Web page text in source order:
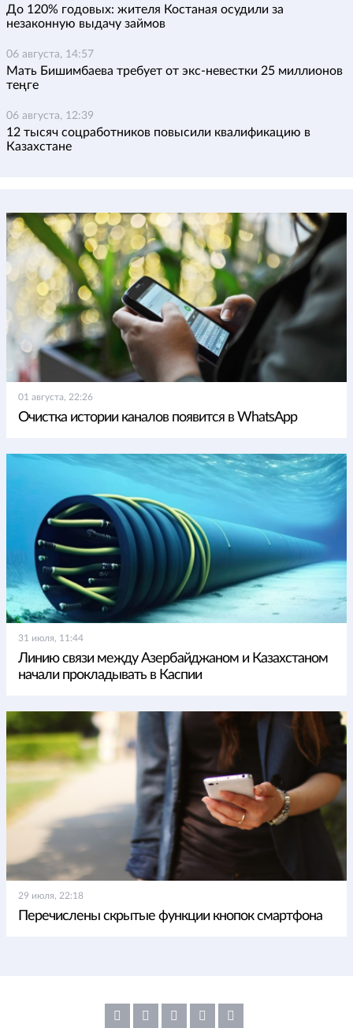
До 120% годовых: жителя Костаная осудили за
незаконную выдачу займов
06 августа, 14:57
Мать Бишимбаева требует от экс-невестки 25 миллионов
теңге
06 августа, 12:39
12 тысяч соцработников повысили квалификацию в
Казахстане
01 августа, 22:26
Очистка истории каналов появится в WhatsApp
31 июля, 11:44
Линию связи между Азербайджаном и Казахстаном
начали прокладывать в Каспии
29 июля, 22:18
Перечислены скрытые функции кнопок смартфона